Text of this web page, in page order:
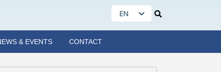
EN
VI
& EVENTS CONTACT